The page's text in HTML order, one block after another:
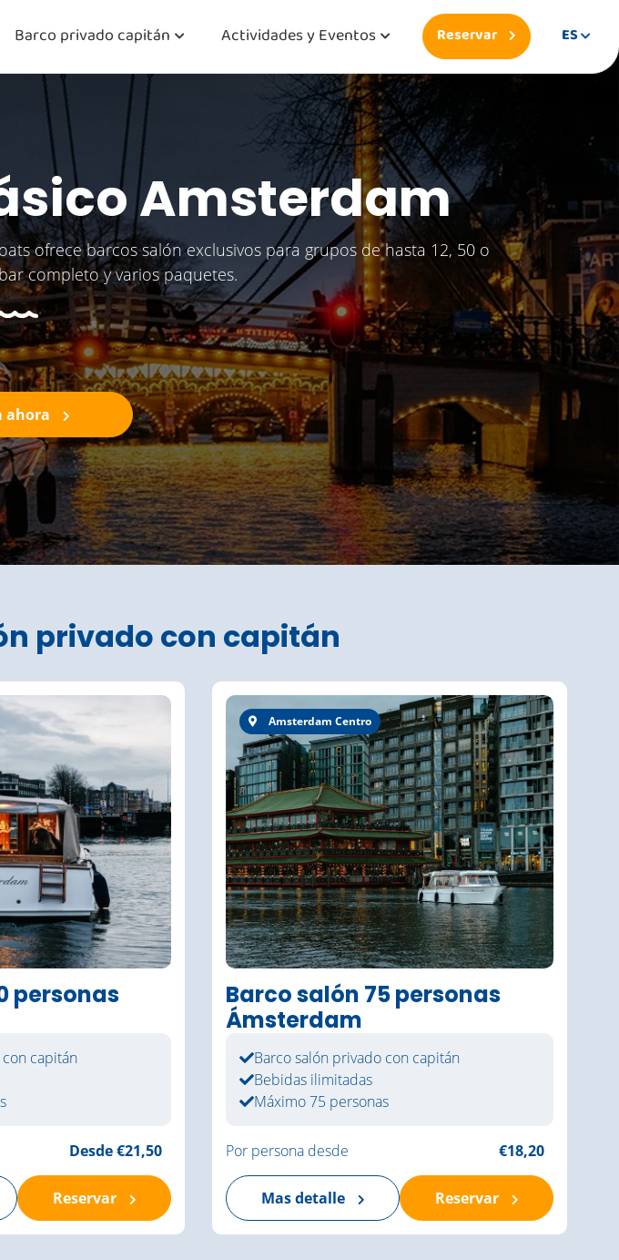
Barco privado capitán Actividades y Eventos Reservar ES
Amsterdam
ofrece barcos salón exclusivos para grupos de hasta 12, 50 o
completo y varios paquetes.
ahora
privado con capitán
personas
capitán
Desde €21,50
Reservar
Amsterdam Centro
Barco salón 75 personas
Ámsterdam
Barco salón privado con capitán
Bebidas ilimitadas
Máximo 75 personas
Por persona desde €18,20
Reservar
Mas detalle